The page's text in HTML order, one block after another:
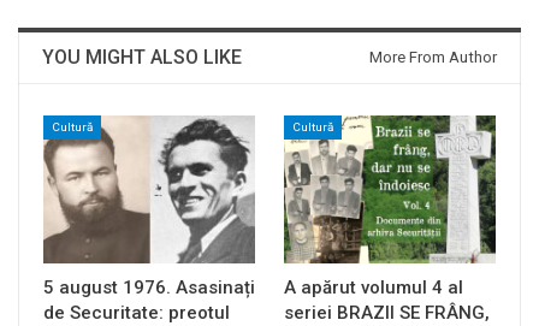
YOU MIGHT ALSO LIKE More From Author
Cultură
5 august 1976. Asasinați
de Securitate: preotul
Cultură
A apărut volumul 4 al
seriei BRAZII SE FRÂNG,